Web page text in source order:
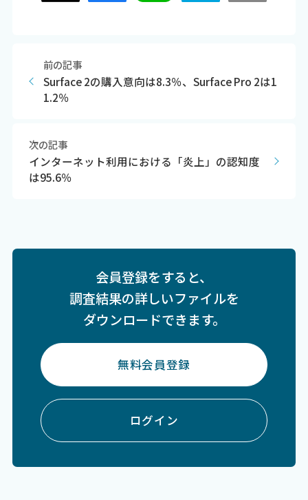
前の記事
Surface 2の購入意向は8.3％、Surface Pro 2は1
1.2％
次の記事
インターネット利用における「炎上」の認知度
は95.6％
会員登録をすると、
調査結果の詳しいファイルを
ダウンロードできます。
無料会員登録
ログイン